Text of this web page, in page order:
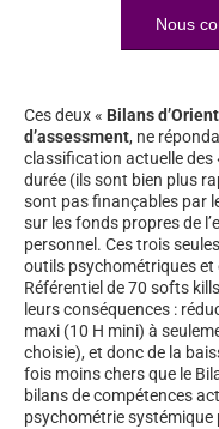
Nous
Ces deux « Bilans
d’assessment, ne
classification actuelle des
durée (ils sont bien plus
sont pas finançables par
sur les fonds propres de
personnel. Ces trois
outils psychométriques et
Référentiel de 70 softs
leurs conséquences :
maxi (10 H mini) à
choisie), et donc de la
fois moins chers que le
bilans de compétences
psychométrie systémique